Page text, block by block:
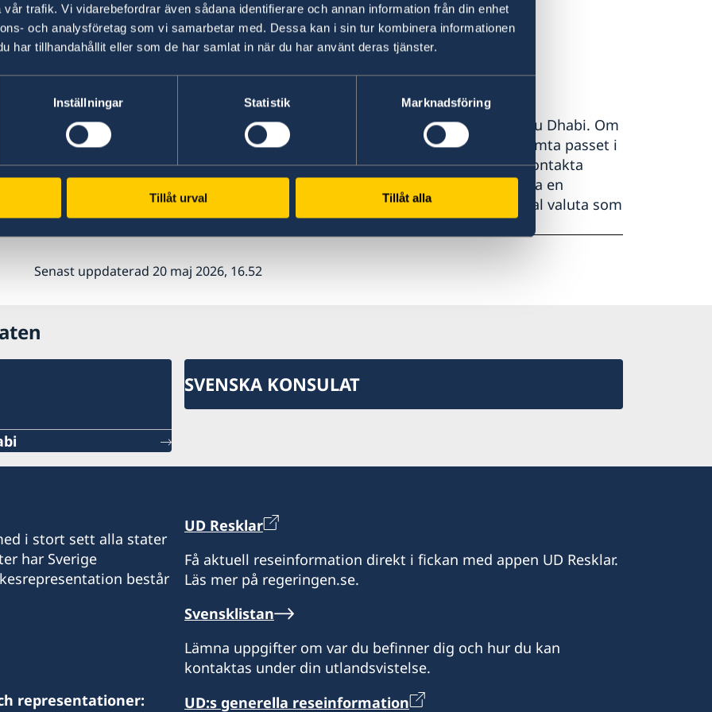
trafik. Vi vidarebefordrar även sådana identifierare och annan information från din enhet
och analysföretag som vi samarbetar med. Dessa kan i sin tur kombinera informationen
har tillhandahållit eller som de har samlat in när du har använt deras tjänster.
Inställningar Statistik Marknadsföring
Tillåt urval Tillåt alla
Ditt nuvarande pass eller nationella svenska id-kort.
Ansökt om pass vid annan passmyndighet
Oavsett var du ansöker om passet, kan du hämta det på ambassaden i Abu Dhabi. Om
du ansöker om pass i Sverige eller vid en annan ambassad men önskar hämta passet i
Abu Dhabi, informera passmyndigheten vid ansökan. Alternativt kan du kontakta
passmyndigheten i efterhand för att omdirigera passet, vilket kan innebära en
fördröjning. Det tillkommer en utlämningsavgift motsvarande 200 kr i lokal valuta som
betalas vid upphämtningen.
Senast uppdaterad 20 maj 2026, 16.52
SVENSKA KONSULAT
i stort sett alla stater
har Sverige
består
representationer:
UD Resklar
Få aktuell reseinformation direkt i fickan med appen UD Resklar.
Läs mer på regeringen.se.
Svensklistan
Lämna uppgifter om var du befinner dig och hur du kan
kontaktas under din utlandsvistelse.
UD:s generella reseinformation